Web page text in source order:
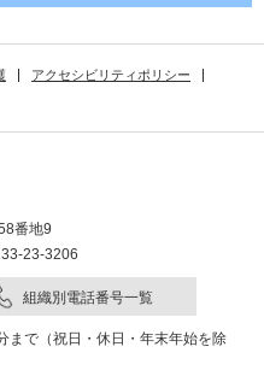
アクセシビリティポリシー
番地9
23-3206
組織別電話番号一覧
まで（祝日・休日・年末年始を除